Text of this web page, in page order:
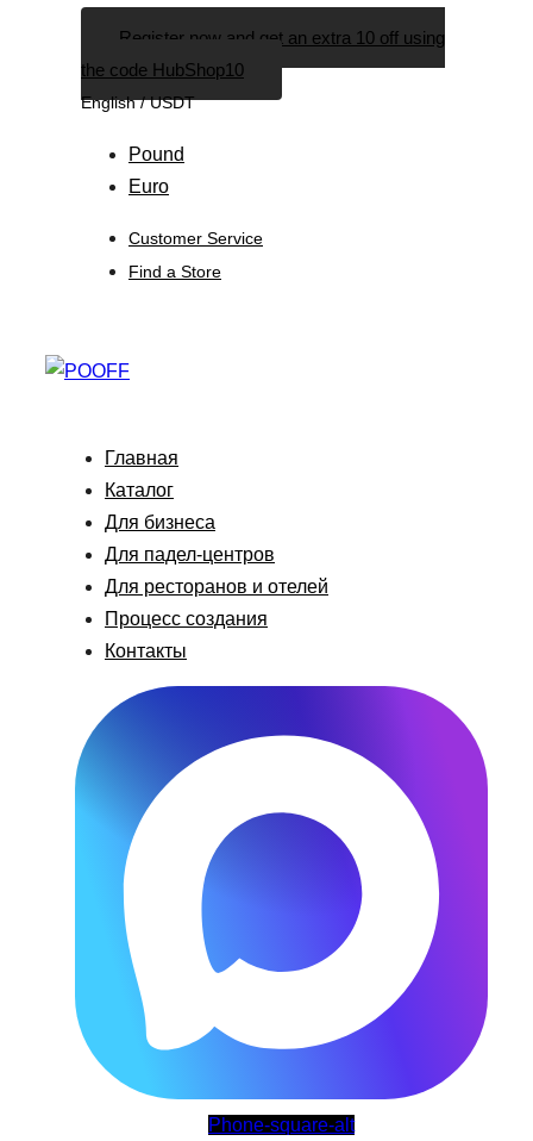
Register now and get an extra 10 off using
the code HubShop10
English / USDT
Pound
Euro
Customer Service
Find a Store
Главная
Каталог
Для бизнеса
Для падел-центров
Для ресторанов и отелей
Процесс создания
Контакты
Phone-square-alt